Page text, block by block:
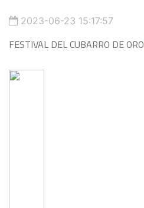
2023-06-23 15:17:57
FESTIVAL DEL CUBARRO DE ORO